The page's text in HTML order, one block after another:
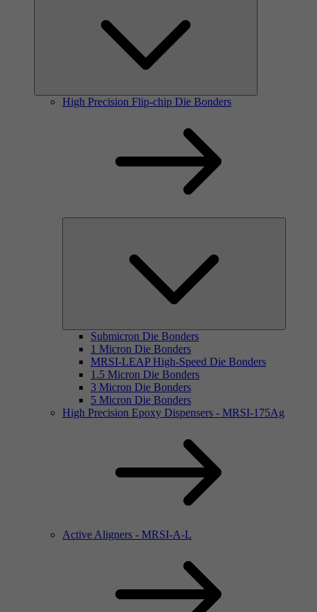
High Precision Flip-chip Die Bonders
Submicron Die Bonders
1 Micron Die Bonders
MRSI-LEAP High-Speed Die Bonders
1.5 Micron Die Bonders
3 Micron Die Bonders
5 Micron Die Bonders
High Precision Epoxy Dispensers - MRSI-175Ag
Active Aligners - MRSI-A-L